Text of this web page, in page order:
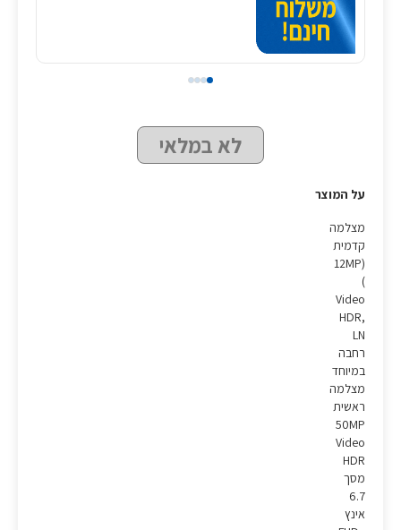
לא במלאי
על המוצר
מצלמה
קדמית
(12MP
Video
HDR,
LN
רחבה
במיוחד
מצלמה
ראשית
50MP
Video
HDR
מסך
6.7
אינץ